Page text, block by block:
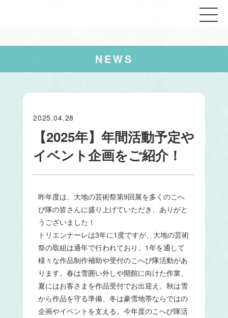
NEWS
2025.04.28
【2025年】年間活動予定や
イベント企画をご紹介！
昨年度は、大地の芸術祭第9回展を多くのこへ
び隊の皆さんに盛り上げていただき、ありがと
うございました！
トリエンナーレは3年に1度ですが、大地の芸術
祭の取組は通年で行われており、1年を通して
様々な作品制作補助や受付のこへび隊活動があ
ります。春は雪囲い外しや開館に向けた作業、
夏にはお客さまを作品受付でお出迎え。秋は雪
から作品を守る準備、冬は豪雪地帯ならではの
企画やイベントを支える。今年度のこへび隊活